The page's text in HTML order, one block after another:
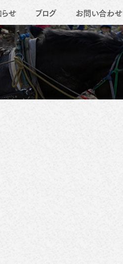
せ ブログ お問い合わせ